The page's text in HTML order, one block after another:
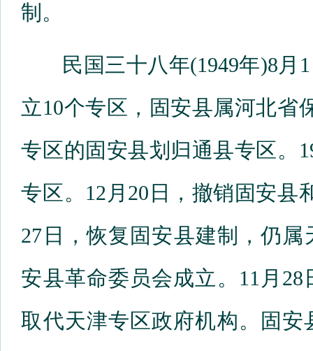
制。
民国三十八年(1949年)8月1
立10个专区，固安县属河北省
专区的固安县划归通县专区。
专区。12月20日，撤销固安县
27日，恢复固安县建制，仍属
安县革命委员会成立。11月
取代天津专区政府机构。固